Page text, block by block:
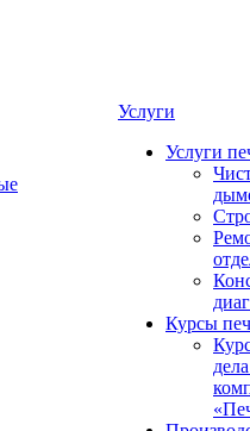
Услуги
Услуги
Курсы